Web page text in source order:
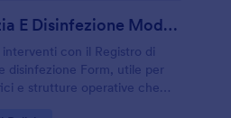
Registro Di Pulizia E Disinfezione Modulo
interventi con il Registro di
disinfezione Form, utile per
e strutture operative che